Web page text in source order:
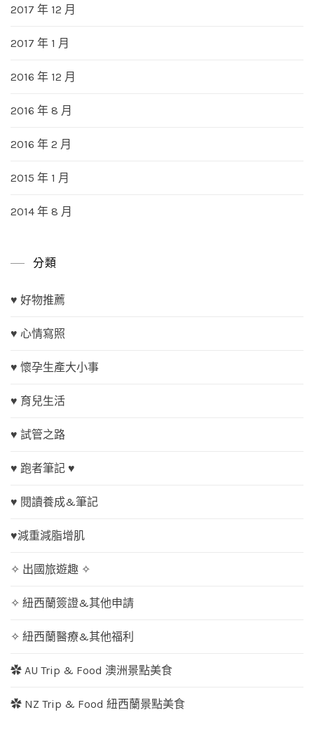
2017 年 12 月
2017 年 1 月
2016 年 12 月
2016 年 8 月
2016 年 2 月
2015 年 1 月
2014 年 8 月
分類
♥ 好物推薦
♥ 心情寫照
♥ 懷孕生產大小事
♥ 育兒生活
♥ 試管之路
♥ 跑者筆記 ♥
♥ 閱讀養成&筆記
♥減重減脂增肌
✧ 出國旅遊趣 ✧
✧ 紐西蘭簽證&其他申請
✧ 紐西蘭醫療&其他福利
✿ AU Trip & Food 澳洲景點美食
✿ NZ Trip & Food 紐西蘭景點美食